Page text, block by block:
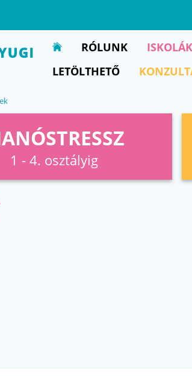
RÓLUNK
LETÖLTHETŐ
1 - 4. osztályig